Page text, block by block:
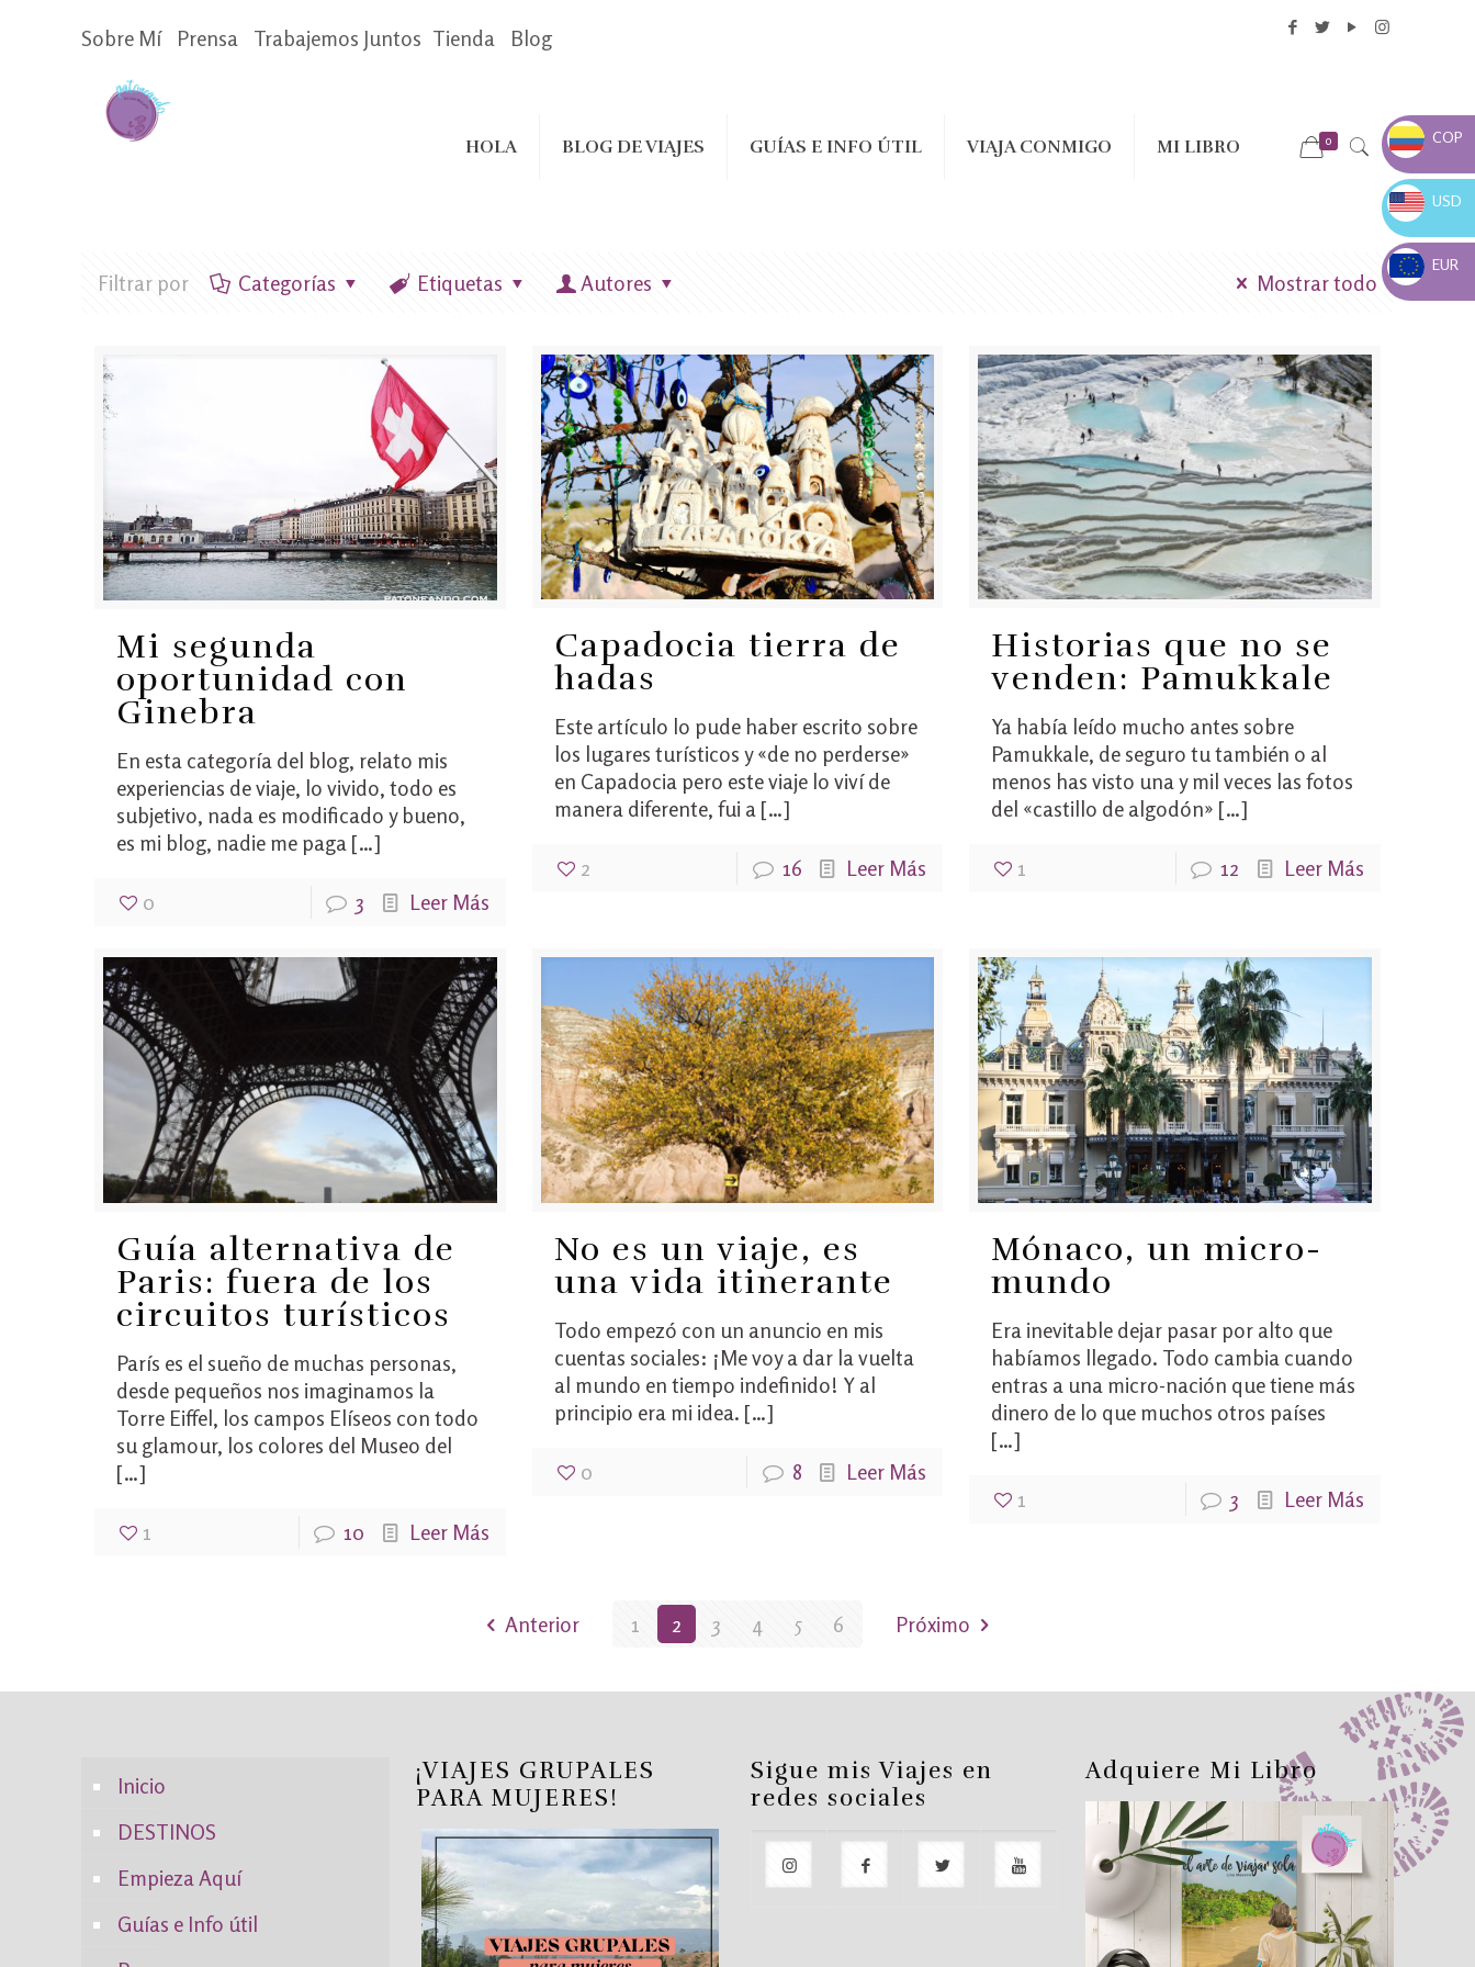
Sobre Mí Prensa Trabajemos Juntos Tienda Blog
HOLA BLOG DE VIAJES GUÍAS E INFO ÚTIL VIAJA CONMIGO MI LIBRO 0
Filtrar por Categorías Etiquetas Autores Mostrar todo
Mi segunda
oportunidad con
Ginebra
En esta categoría del blog, relato mis
experiencias de viaje, lo vivido, todo es
subjetivo, nada es modificado y bueno,
es mi blog, nadie me paga […]
0 3 Leer Más
Capadocia tierra de
hadas
Este artículo lo pude haber escrito sobre
los lugares turísticos y «de no perderse»
en Capadocia pero este viaje lo viví de
manera diferente, fui a […]
2 16 Leer Más
Historias que no se
venden: Pamukkale
Ya había leído mucho antes sobre
Pamukkale, de seguro tu también o al
menos has visto una y mil veces las fotos
del «castillo de algodón» […]
1 12 Leer Más
Guía alternativa de
Paris: fuera de los
circuitos turísticos
París es el sueño de muchas personas,
desde pequeños nos imaginamos la
Torre Eiffel, los campos Elíseos con todo
su glamour, los colores del Museo del
[…]
1 10 Leer Más
No es un viaje, es
una vida itinerante
Todo empezó con un anuncio en mis
cuentas sociales: ¡Me voy a dar la vuelta
al mundo en tiempo indefinido! Y al
principio era mi idea. […]
0 8 Leer Más
Mónaco, un micro-
mundo
Era inevitable dejar pasar por alto que
habíamos llegado. Todo cambia cuando
entras a una micro-nación que tiene más
dinero de lo que muchos otros países
[…]
1 3 Leer Más
Anterior 1 2 3 4 5 6 Próximo
Inicio
DESTINOS
Empieza Aquí
Guías e Info útil
¡VIAJES GRUPALES
PARA MUJERES!
Sigue mis Viajes en
redes sociales
Adquiere Mi Libro
COP $
COP
USD $
USD
EUR €
EUR